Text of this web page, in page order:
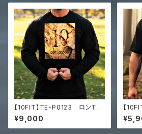
【10FIT】TE-P0123 ロンＴ
トレーニング 筋トレ 黒 長
袖シャツ 10FITアートデザイ
ン Premium heavyweight
¥9,000
【
ツ ト
ニセッ
ャツ